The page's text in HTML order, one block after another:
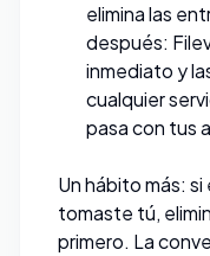
elimina las
después:
inmediato y
cualquier
pasa con tus
Un hábito más:
tomaste tú,
primero. La